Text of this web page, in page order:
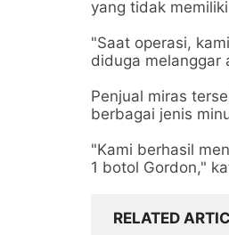
yang tidak
"Saat operasi,
diduga melanggar
Penjual miras
berbagai jenis
"Kami berhasil
1 botol Gordon,"
RELATED